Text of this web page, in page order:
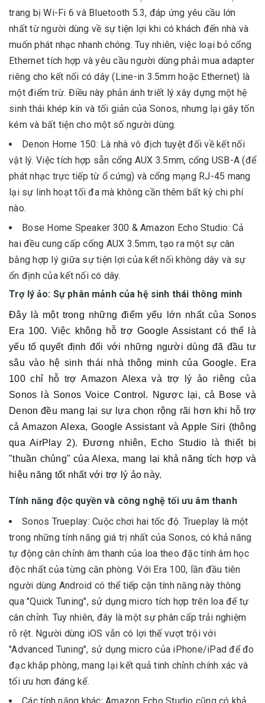
trang bị Wi-Fi 6 và Bluetooth 5.3, đáp ứng yêu cầu lớn
nhất từ người dùng về sự tiện lợi khi có khách đến nhà và
muốn phát nhạc nhanh chóng. Tuy nhiên, việc loại bỏ cổng
Ethernet tích hợp và yêu cầu người dùng phải mua adapter
riêng cho kết nối có dây (Line-in 3.5mm hoặc Ethernet) là
một điểm trừ. Điều này phản ánh triết lý xây dựng một hệ
sinh thái khép kín và tối giản của Sonos, nhưng lại gây tốn
kém và bất tiện cho một số người dùng.
Denon Home 150: Là nhà vô địch tuyệt đối về kết nối
vật lý. Việc tích hợp sẵn cổng AUX 3.5mm, cổng USB-A (để
phát nhạc trực tiếp từ ổ cứng) và cổng mạng RJ-45 mang
lại sự linh hoạt tối đa mà không cần thêm bất kỳ chi phí
nào.
Bose Home Speaker 300 & Amazon Echo Studio: Cả
hai đều cung cấp cổng AUX 3.5mm, tạo ra một sự cân
bằng hợp lý giữa sự tiện lợi của kết nối không dây và sự
ổn định của kết nối có dây.
Trợ lý ảo: Sự phân mảnh của hệ sinh thái thông minh
Đây là một trong những điểm yếu lớn nhất của Sonos
Era 100. Việc không hỗ trợ Google Assistant có thể là
yếu tố quyết định đối với những người dùng đã đầu tư
sâu vào hệ sinh thái nhà thông minh của Google. Era
100 chỉ hỗ trợ Amazon Alexa và trợ lý ảo riêng của
Sonos là Sonos Voice Control. Ngược lại, cả Bose và
Denon đều mang lại sự lựa chọn rộng rãi hơn khi hỗ trợ
cả Amazon Alexa, Google Assistant và Apple Siri (thông
qua AirPlay 2). Đương nhiên, Echo Studio là thiết bị
"thuần chủng" của Alexa, mang lại khả năng tích hợp và
hiệu năng tốt nhất với trợ lý ảo này.
Tính năng độc quyền và công nghệ tối ưu âm thanh
Sonos Trueplay: Cuộc chơi hai tốc độ. Trueplay là một
trong những tính năng giá trị nhất của Sonos, có khả năng
tự động cân chỉnh âm thanh của loa theo đặc tính âm học
độc nhất của từng căn phòng. Với Era 100, lần đầu tiên
người dùng Android có thể tiếp cận tính năng này thông
qua "Quick Tuning", sử dụng micro tích hợp trên loa để tự
cân chỉnh. Tuy nhiên, đây là một sự phân cấp trải nghiệm
rõ rệt. Người dùng iOS vẫn có lợi thế vượt trội với
"Advanced Tuning", sử dụng micro của iPhone/iPad để đo
đạc khắp phòng, mang lại kết quả tinh chỉnh chính xác và
tối ưu hơn đáng kể.